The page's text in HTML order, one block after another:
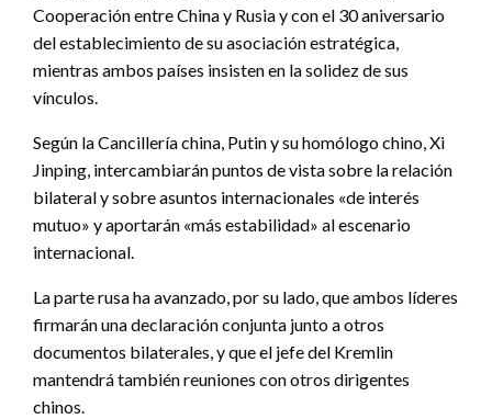
Cooperación entre China y Rusia y con el 30 aniversario
del establecimiento de su asociación estratégica,
mientras ambos países insisten en la solidez de sus
vínculos.
Según la Cancillería china, Putin y su homólogo chino, Xi
Jinping, intercambiarán puntos de vista sobre la relación
bilateral y sobre asuntos internacionales «de interés
mutuo» y aportarán «más estabilidad» al escenario
internacional.
La parte rusa ha avanzado, por su lado, que ambos líderes
firmarán una declaración conjunta junto a otros
documentos bilaterales, y que el jefe del Kremlin
mantendrá también reuniones con otros dirigentes
chinos.